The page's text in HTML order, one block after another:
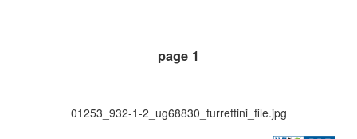
page 1
01253_932-1-2_ug68830_turrettini_file.jpg